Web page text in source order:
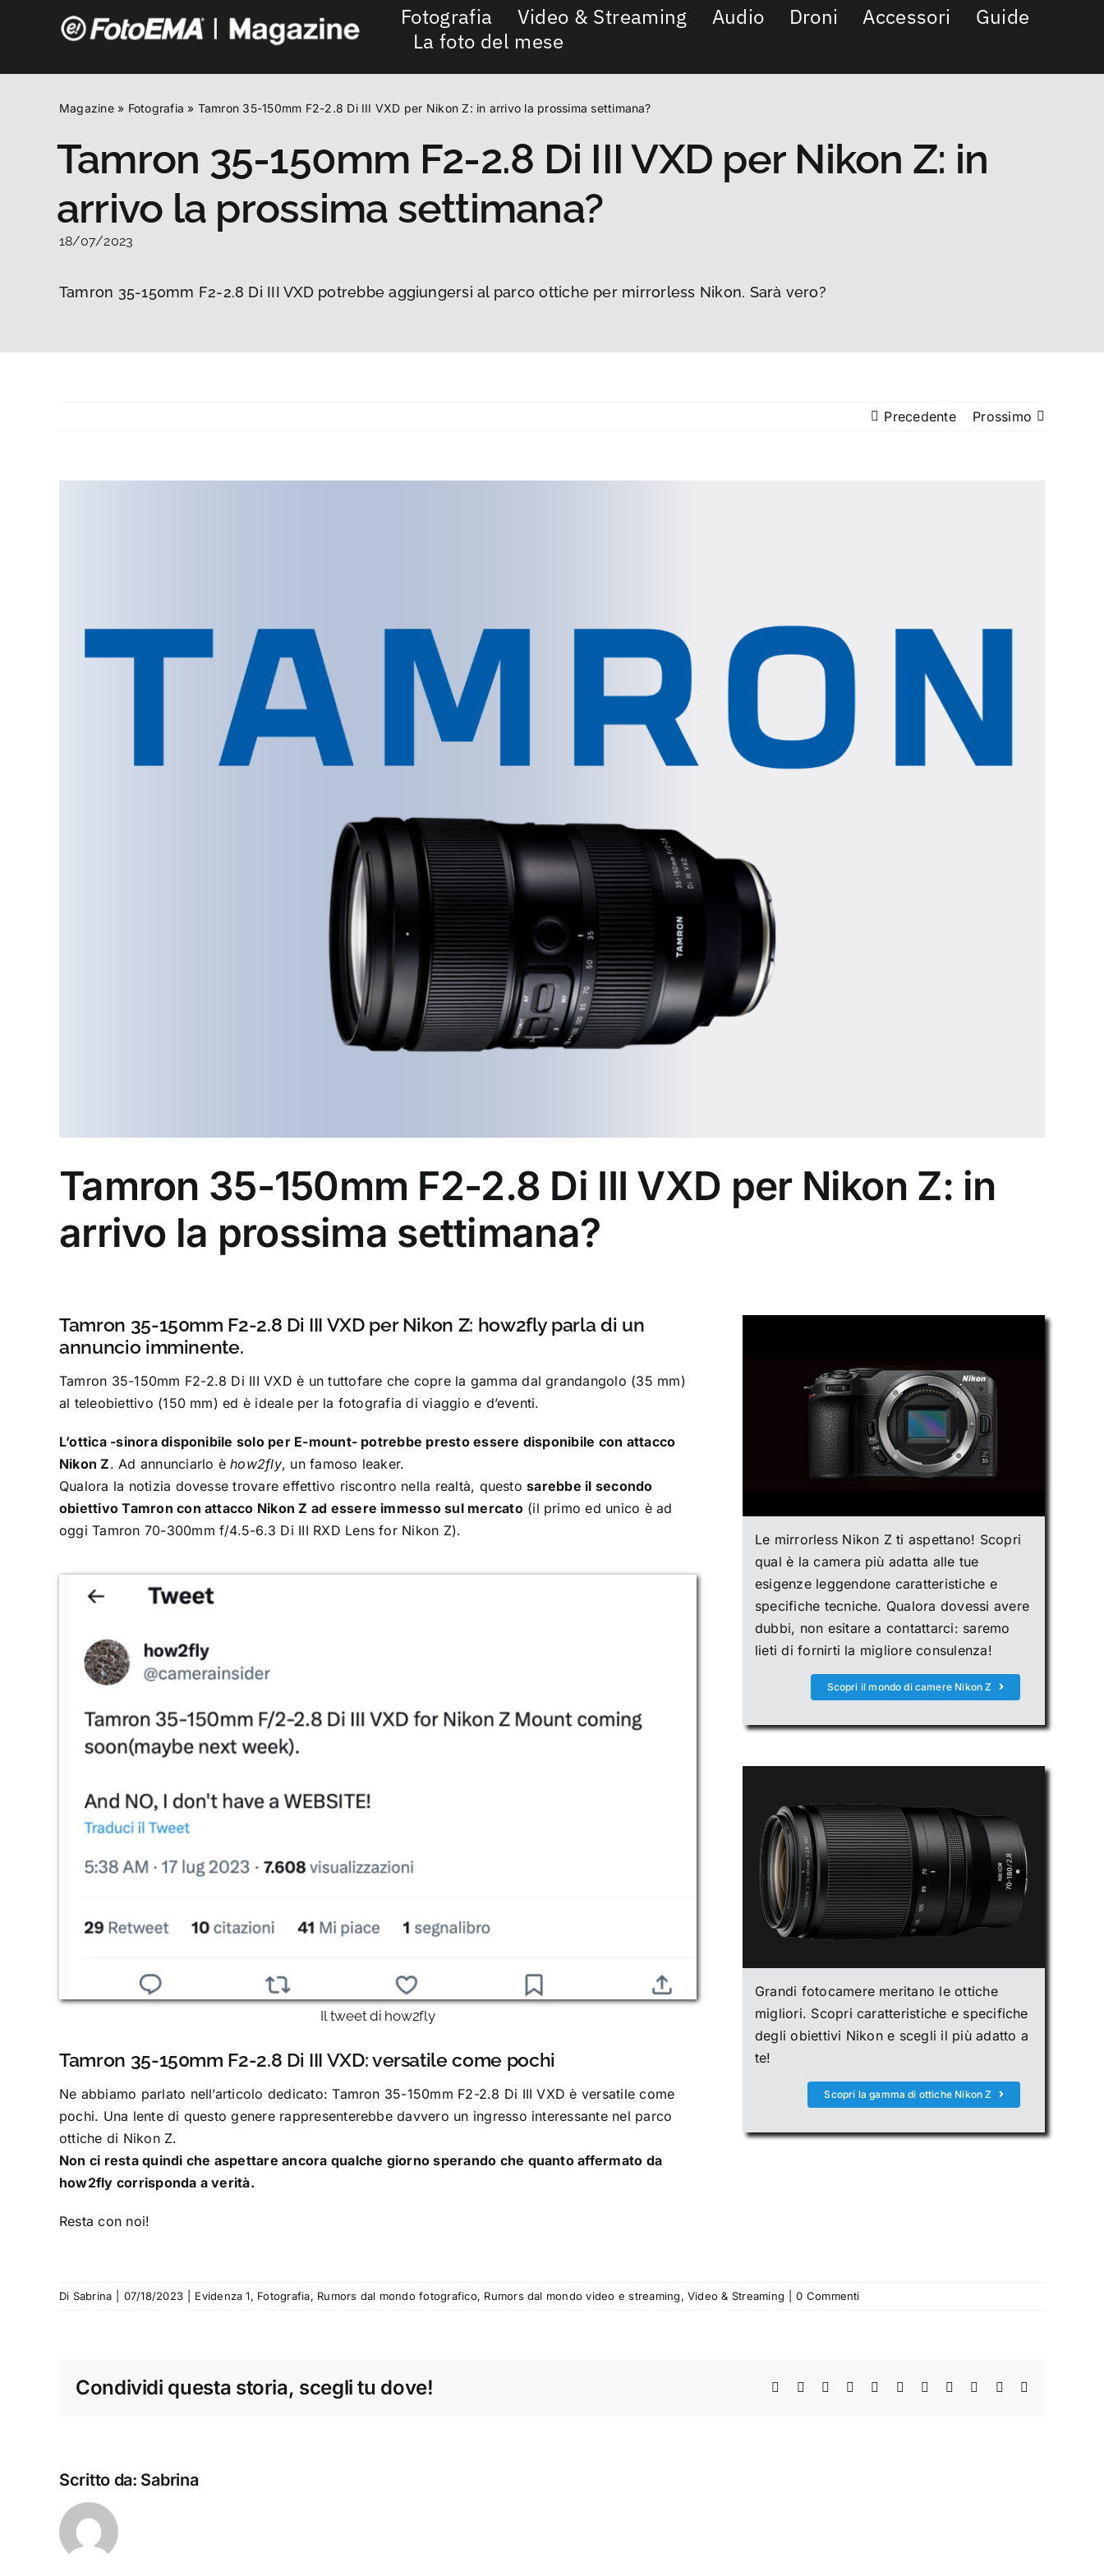
Fotografia Video & Streaming Audio Droni Accessori
Guide
La foto del mese
Magazine» Fotografia » Tamron 35-150mm F2-2.8 Di III VXD per Nikon Z: in arrivo la prossima settimana?
Tamron 35-150mm F2-2.8 Di III VXD per Nikon Z: in
arrivo la prossima settimana?
18/07/2023
Tamron 35-150mm F2-2.8 Di III VXD potrebbe aggiungersi al parco ottiche per mirrorless Nikon. Sarà vero?
Precedente Prossimo
Tamron 35-150mm F2-2.8 Di III VXD per Nikon Z: in
arrivo la prossima settimana?
Tamron 35-150mm F2-2.8 Di III VXD per Nikon Z: how2fly parla di un
annuncio imminente.
Tamron 35-150mm F2-2.8 Di III VXD è un tuttofare che copre la gamma dal grandangolo (35 mm)
al teleobiettivo (150 mm) ed è ideale per la fotografia di viaggio e d’eventi.
L’ottica -sinora disponibile solo per E-mount- potrebbe presto essere disponibile con attacco
Nikon Z. Ad annunciarlo èhow2fly, un famoso leaker.
Qualora la notizia dovesse trovare effettivo riscontro nella realtà, questosarebbe il secondo
obiettivo Tamron con attacco Nikon Z ad essere immesso sul mercato(il primo ed unico è ad
oggi Tamron 70-300mm f/4.5-6.3 Di III RXD Lens for Nikon Z).
Il tweet di how2fly
Tamron 35-150mm F2-2.8 Di III VXD: versatile come pochi
Ne abbiamo parlato nell’articolo dedicato: Tamron 35-150mm F2-2.8 Di III VXD è versatile come
pochi. Una lente di questo genere rappresenterebbe davvero un ingresso interessante nel parco
ottiche di Nikon Z.
Non ci resta quindi che aspettare ancora qualche giorno sperando che quanto affermato da
how2fly corrisponda a verità.
Resta con noi!
Le mirrorless Nikon Z ti aspettano! Scopri
qual è la camera più adatta alle tue
esigenze leggendone caratteristiche e
specifiche tecniche. Qualora dovessi avere
dubbi, non esitare a contattarci: saremo
lieti di fornirti la migliore consulenza!
Scopri il mondo di camere Nikon Z
Grandi fotocamere meritano le ottiche
migliori. Scopri caratteristiche e specifiche
degli obiettivi Nikon e scegli il più adatto a
te!
Scopri la gamma di ottiche Nikon Z
Di Sabrina 07/18/2023 Evidenza 1, Fotografia, Rumors dal mondo fotografico, Rumors dal mondo video e streaming, Video & Streaming 0 Commenti
Condividi questa storia, scegli tu dove! Facebook BlueskyReddit LinkedInWhatsAppTelegram
TumblrPinterest
Xing
Scritto da: Sabrina